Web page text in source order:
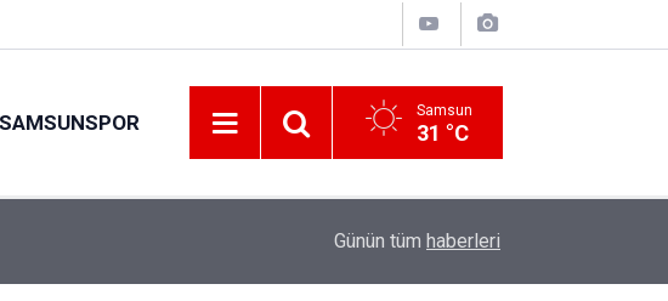
SAMSUNSPOR Samsun
31 °C
Samsun'daki cinayetin şüphelisi Trabzon'da
Günün tüm haberleri